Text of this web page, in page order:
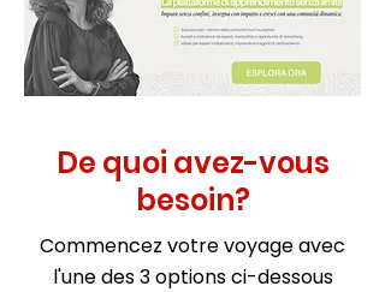
De quoi avez-vous
besoin?
Commencez votre voyage avec
l'une des 3 options ci-dessous